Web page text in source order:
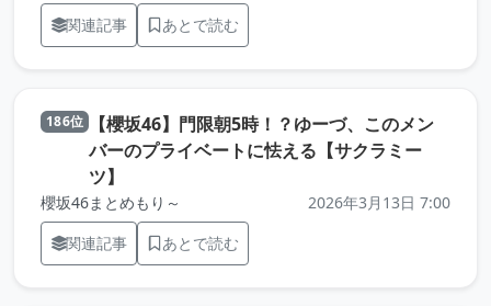
関連記事
あとで読む
186位
【櫻坂46】門限朝5時！？ゆーづ、このメン
バーのプライベートに怯える【サクラミー
ツ】
櫻坂46まとめもり～
2026年3月13日 7:00
関連記事
あとで読む